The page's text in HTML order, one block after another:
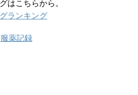
はこちらから。
ランキング
服薬記録